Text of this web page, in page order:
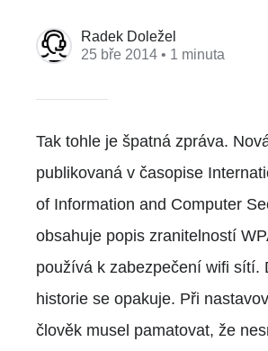
Radek Doležel
25 bře 2014 • 1 minuta
Tak tohle je špatná zpráva.
publikovaná v časopise
of Information and Computer
obsahuje popis zranitelností
používá k zabezpečení wifi sítí.
historie se opakuje. Při
člověk musel pamatovat, že